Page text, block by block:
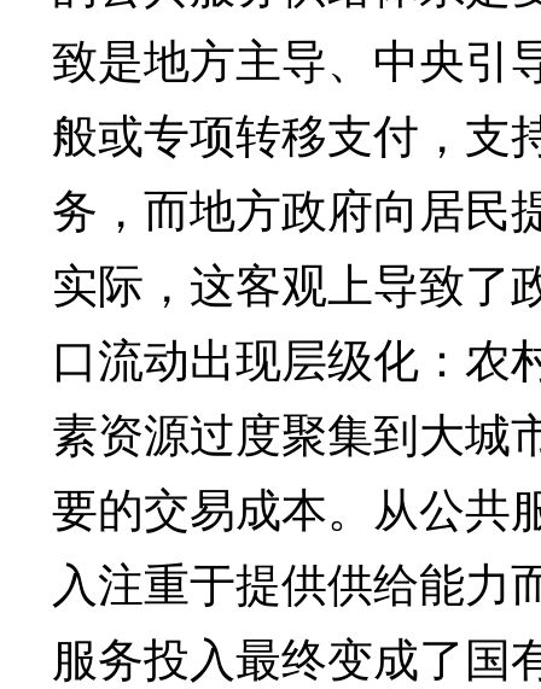
致是地方主导、中央引
般或专项转移支付，支
务，而地方政府向居民
实际，这客观上导致了
口流动出现层级化：
素资源过度聚集到大城
要的交易成本。从公共
入注重于提供供给能力
服务投入最终变成了国